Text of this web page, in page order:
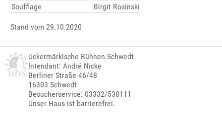
Soufflage
Birgit Rosinski
Stand vom 29.10.2020
Uckermärkische Bühnen Schwedt
Intendant: André Nicke
Berliner Straße 46/48
16303 Schwedt
Besucherservice: 03332/538111
Unser Haus ist barrierefrei.